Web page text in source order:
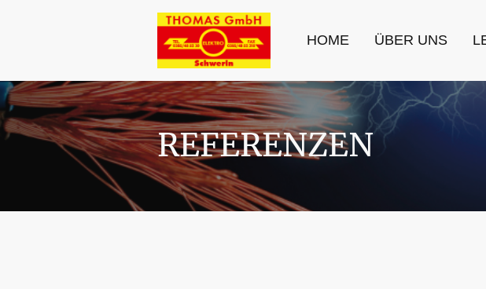
HOME ÜBER UNS
REFERENZEN